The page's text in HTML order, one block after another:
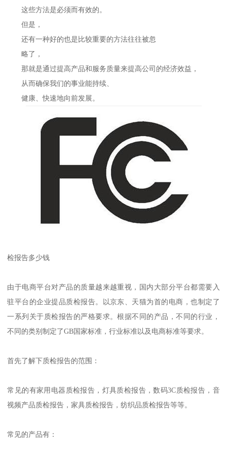
这些方法是必须而有效的。
但是，
还有一种好的也是比较重要的方法往往被忽
略了，
那就是通过提高产品和服务质量来提高公司的经济效益，
从而确保我们的事业能持续、
健康、快速地向前发展。
检报告多少钱
由于电商平台对产品的质量越来越重视，国内大部分平台都需要入
驻平台的企业提品质检报告。以京东、天猫为首的电商，也制定了
一系列关于质检报告的严格要求。根据不同的产品，不同的行业，
不同的类别制定了GB国家标准，行业标准以及电商标准等要求。
首先了解下质检报告的范围：
常见的有家用电器质检报告，灯具质检报告，数码3C质检报告，音
视频产品质检报告，家具质检报告，纺织品质检报告等等。
常见的产品有：